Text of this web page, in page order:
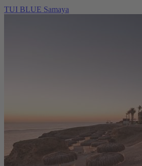
TUI BLUE Samaya